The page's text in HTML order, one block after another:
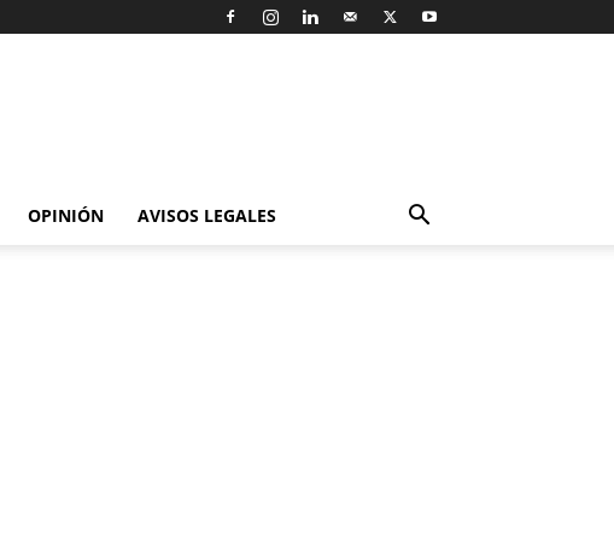
OPINIÓN AVISOS LEGALES